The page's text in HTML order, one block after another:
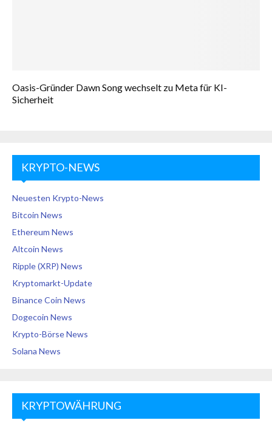
Oasis-Gründer Dawn Song wechselt zu Meta für KI-
Sicherheit
KRYPTO-NEWS
Neuesten Krypto-News
Bitcoin News
Ethereum News
Altcoin News
Ripple (XRP) News
Kryptomarkt-Update
Binance Coin News
Dogecoin News
Krypto-Börse News
Solana News
KRYPTOWÄHRUNG